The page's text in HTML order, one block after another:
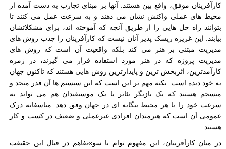
کارآفرینان موفق، واقع بین هستند. آنها بر مبنای تجارب به دست آمده از
محیط های عملی واکنش نشان می دهند و به سرعت عمل می کنند تا
بتوانند راه حل هایی را از طریق آنچه که آموخته اند، برای مشکلاتشان
بیابند. این غریزه ریسک پذیر آنان نیست که کارآفرینان را جذب روش های
مدیریت مبتنی بر هنر می کند بلکه واقعیت آن است که روش های
مدیریت پروژه که در هنر مورد استفاده قرار می گیرند، در زمره
کارآمدترین، اثربخش ترین و پایدارترین روش هایی هستند که تاکنون جهان
به خود دیده است. نکته مهم تر این است که این سیستم ها آن قدر متحد و
منسجم هستند که یک بازیگر تئاتر یا یک موسیقیدان هم می تواند به
سرعت خود را با هر محیط بیگانه ای در جهان وفق دهد. متاسفانه درک
عمومی آن است که هنرمندان افرادی غیرعملی و ضعیف در کسب و کار
هستند.
در میان کارآفرینان، این مفهوم توام با سو»تفاهم در قبال این حقیقت